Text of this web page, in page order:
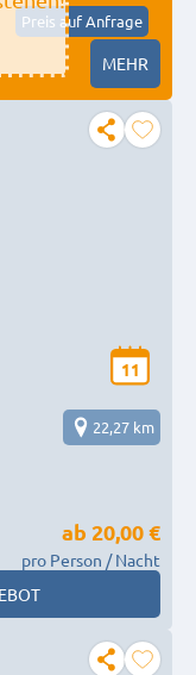
Preis auf Anfrage
MEHR
11
22,27 km
ab 20,00 €
pro Person / Nacht